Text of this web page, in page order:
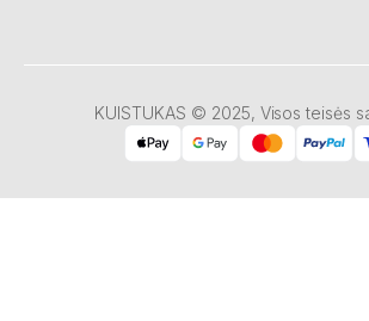
KUISTUKAS © 2025, Visos teisės